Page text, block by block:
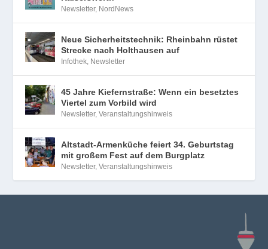
Newsletter, NordNews
Neue Sicherheitstechnik: Rheinbahn rüstet
Strecke nach Holthausen auf
Infothek, Newsletter
45 Jahre Kiefernstraße: Wenn ein besetztes
Viertel zum Vorbild wird
Newsletter,Veranstaltungshinweis
Altstadt-Armenküche feiert 34. Geburtstag
mit großem Fest auf dem Burgplatz
Newsletter,Veranstaltungshinweis